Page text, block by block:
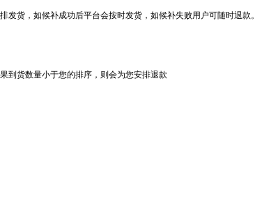
货，如候补成功后平台会按时发货，如候补失败用户可随时退款。
到货数量小于您的排序，则会为您安排退款